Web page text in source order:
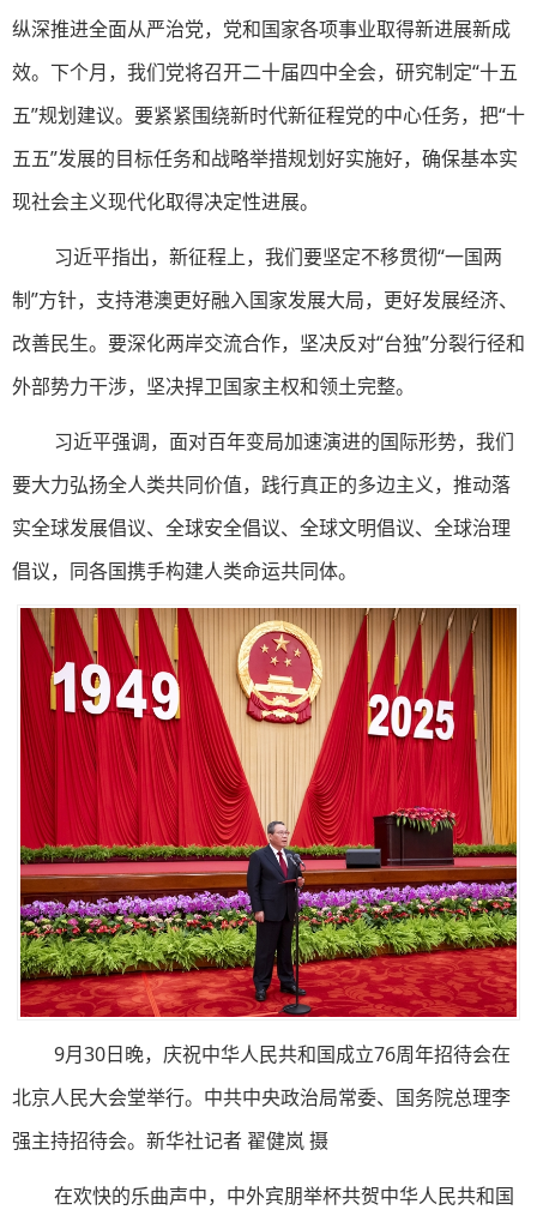
纵深推进全面从严治党，党和国家各项事业取得新进展新成
效。下个月，我们党将召开二十届四中全会，研究制定“十五
五”规划建议。要紧紧围绕新时代新征程党的中心任务，把“十
五五”发展的目标任务和战略举措规划好实施好，确保基本实
现社会主义现代化取得决定性进展。
习近平指出，新征程上，我们要坚定不移贯彻“一国两
制”方针，支持港澳更好融入国家发展大局，更好发展经济、
改善民生。要深化两岸交流合作，坚决反对“台独”分裂行径和
外部势力干涉，坚决捍卫国家主权和领土完整。
习近平强调，面对百年变局加速演进的国际形势，我们
要大力弘扬全人类共同价值，践行真正的多边主义，推动落
实全球发展倡议、全球安全倡议、全球文明倡议、全球治理
倡议，同各国携手构建人类命运共同体。
9月30日晚，庆祝中华人民共和国成立76周年招待会在
北京人民大会堂举行。中共中央政治局常委、国务院总理李
强主持招待会。新华社记者 翟健岚 摄
在欢快的乐曲声中，中外宾朋举杯共贺中华人民共和国